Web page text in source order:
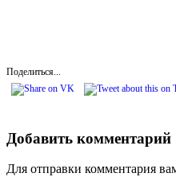
Поделиться...
Добавить комментарий
Для отправки комментария